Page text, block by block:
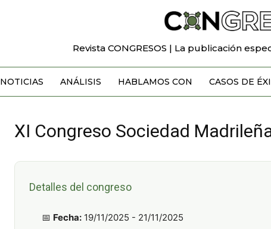
Revista CONGRESOS | La publicación
NOTICIAS ANÁLISIS HABLAMOS CON CASOS DE
XI Congreso Sociedad
Detalles del congreso
📅 Fecha: 19/11/2025 - 21/11/2025